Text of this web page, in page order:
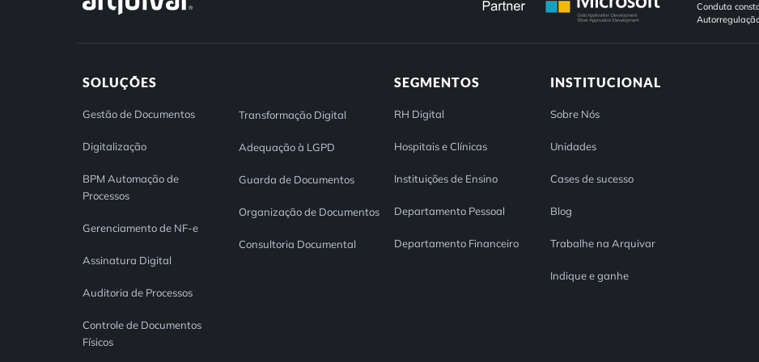
Conduta
SOLUÇÕES
Gestão de Documentos
Digitalização
BPM Automação de
Processos
Gerenciamento de NF-e
Assinatura Digital
Auditoria de Processos
Controle de Documentos
Físicos
Transformação Digital
Adequação à LGPD
Guarda de Documentos
Organização de Documentos
Consultoria Documental
SEGMENTOS
RH Digital
Hospitais e Clínicas
Instituições de Ensino
Departamento Pessoal
Departamento Financeiro
INSTITUCIONAL
Sobre Nós
Unidades
Cases de sucesso
Blog
Trabalhe na Arquivar
Indique e ganhe